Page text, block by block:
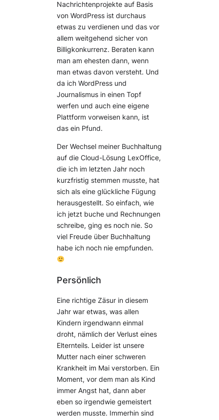
Nachrichtenprojekte auf Basis
von WordPress ist durchaus
etwas zu verdienen und das vor
allem weitgehend sicher von
Billigkonkurrenz. Beraten kann
man am ehesten dann, wenn
man etwas davon versteht. Und
da ich WordPress und
Journalismus in einen Topf
werfen und auch eine eigene
Plattform vorweisen kann, ist
das ein Pfund.
Der Wechsel meiner Buchhaltung
auf die Cloud-Lösung LexOffice,
die ich im letzten Jahr noch
kurzfristig stemmen musste, hat
sich als eine glückliche Fügung
herausgestellt. So einfach, wie
ich jetzt buche und Rechnungen
schreibe, ging es noch nie. So
viel Freude über Buchhaltung
habe ich noch nie empfunden.
Persönlich
Eine richtige Zäsur in diesem
Jahr war etwas, was allen
Kindern irgendwann einmal
droht, nämlich der Verlust eines
Elternteils. Leider ist unsere
Mutter nach einer schweren
Krankheit im Mai verstorben. Ein
Moment, vor dem man als Kind
immer Angst hat, dann aber
eben so irgendwie gemeistert
werden musste. Immerhin sind